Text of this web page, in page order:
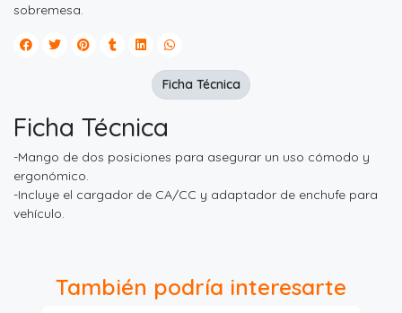
sobremesa.
Ficha Técnica
-Mango de dos posiciones para asegurar un uso cómodo y
ergonómico.
-Incluye el cargador de CA/CC y adaptador de enchufe para
vehículo.
Ficha Técnica
También podría interesarte